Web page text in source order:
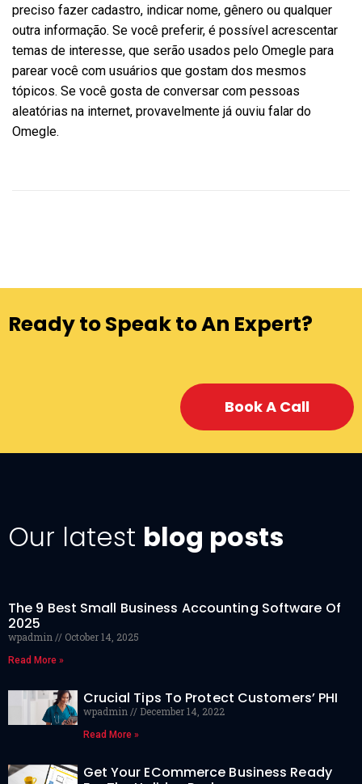
preciso fazer cadastro, indicar nome, gênero ou qualquer
outra informação. Se você preferir, é possível acrescentar
temas de interesse, que serão usados pelo Omegle para
parear você com usuários que gostam dos mesmos
tópicos. Se você gosta de conversar com pessoas
aleatórias na internet, provavelmente já ouviu falar do
Omegle.
Ready to Speak to An Expert?
Book A Call
Our latest blog posts
The 9 Best Small Business Accounting Software Of
2025
wpadmin October 14, 2025
Read More »
Crucial Tips To Protect Customers’ PHI
wpadmin December 14, 2022
Read More »
Get Your ECommerce Business Ready